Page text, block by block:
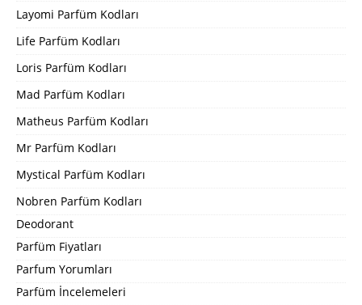
Layomi Parfüm Kodları
Life Parfüm Kodları
Loris Parfüm Kodları
Mad Parfüm Kodları
Matheus Parfüm Kodları
Mr Parfüm Kodları
Mystical Parfüm Kodları
Nobren Parfüm Kodları
Deodorant
Parfüm Fiyatları
Parfum Yorumları
Parfüm İncelemeleri